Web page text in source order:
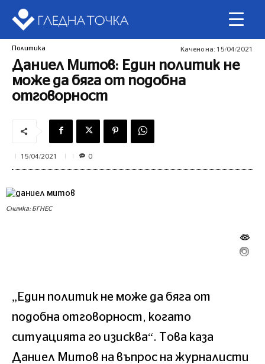
Политика Качено на: 15/04/2021
Даниел Митов: Един политик не
може да бяга от подобна
отговорност
15/04/2021 0
Снимка: БГНЕС
„Един политик не може да бяга от
подобна отговорност, когато
ситуацията го изисква“. Това каза
Даниел Митов на въпрос на журналисти